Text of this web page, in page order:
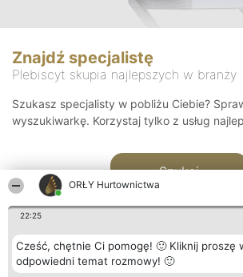
ORŁY Hurtownictwa
22:25
Cześć, chętnie Ci pomogę! 🙂 Kliknij proszę
odpowiedni temat rozmowy! 🙂
Znajdź specjalistę
Plebiscyt skupia najlepszych w branży
Szukasz specjalisty w pobliżu Ciebie?
wyszukiwarkę. Korzystaj tylko z usług
Szukaj